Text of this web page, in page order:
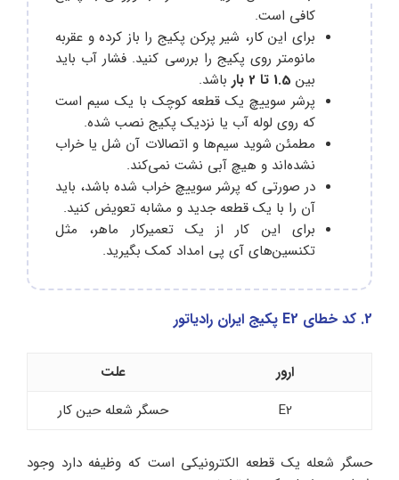
کافی است.
برای این کار، شیر پرکن پکیج را باز کرده و عقربه
مانومتر روی پکیج را بررسی کنید. فشار آب باید
بین
باشد.
پرشر سوییچ یک قطعه کوچک با یک سیم است
که روی لوله آب یا نزدیک پکیج نصب شده.
مطمئن شوید سیم‌ها و اتصالات آن شل یا خراب
نشده‌اند و هیچ آبی نشت نمی‌کند.
در صورتی که پرشر سوییچ خراب شده باشد، باید
آن را با یک قطعه جدید و مشابه تعویض کنید.
برای این کار از یک تعمیرکار ماهر، مثل
تکنسین‌های آی پی امداد کمک بگیرید.
2. کد خطای E2 پکیج ایران رادیاتور
ارور
علت
E2
حسگر شعله حین کار
حسگر شعله یک قطعه الکترونیکی است که وظیفه دارد وجود